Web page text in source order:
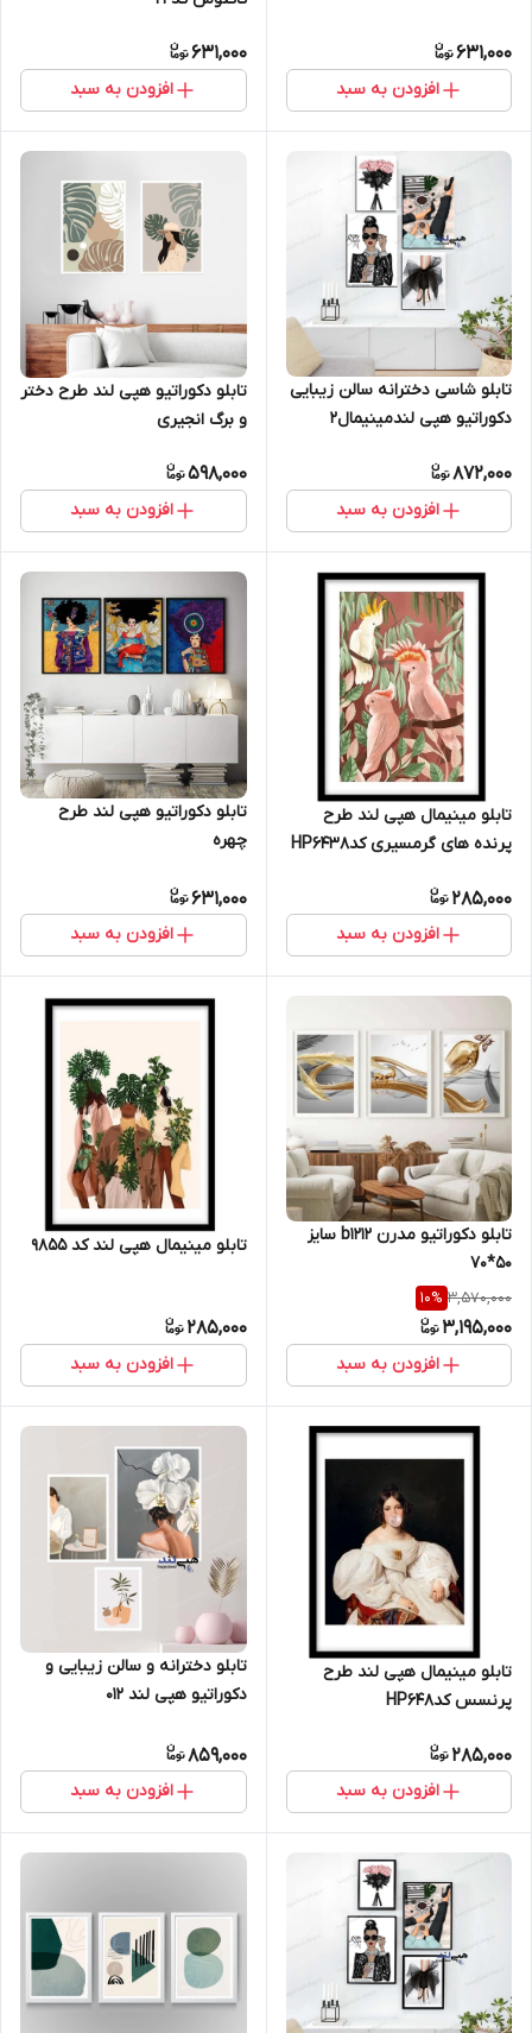
631,000
افزودن به سبد
631,000
افزودن به سبد
تابلو شاسی دخترانه سالن زیبایی
دکوراتیو هپی لندمینیمال2
872,000
افزودن به سبد
تابلو دکوراتیو هپی لند طرح دختر
و برگ انجیری
598,000
افزودن به سبد
تابلو مینیمال هپی لند طرح
پرنده های گرمسیری کدHP6438
285,000
افزودن به سبد
تابلو دکوراتیو هپی لند طرح
چهره
631,000
افزودن به سبد
تابلو دکوراتیو مدرن b1212 سایز
50*70
3,570,000
10%
3,195,000
افزودن به سبد
تابلو مینیمال هپی لند کد 9855
285,000
افزودن به سبد
تابلو مینیمال هپی لند طرح
پرنسس کدHP648
285,000
افزودن به سبد
تابلو دخترانه و سالن زیبایی و
دکوراتیو هپی لند 012
859,000
افزودن به سبد